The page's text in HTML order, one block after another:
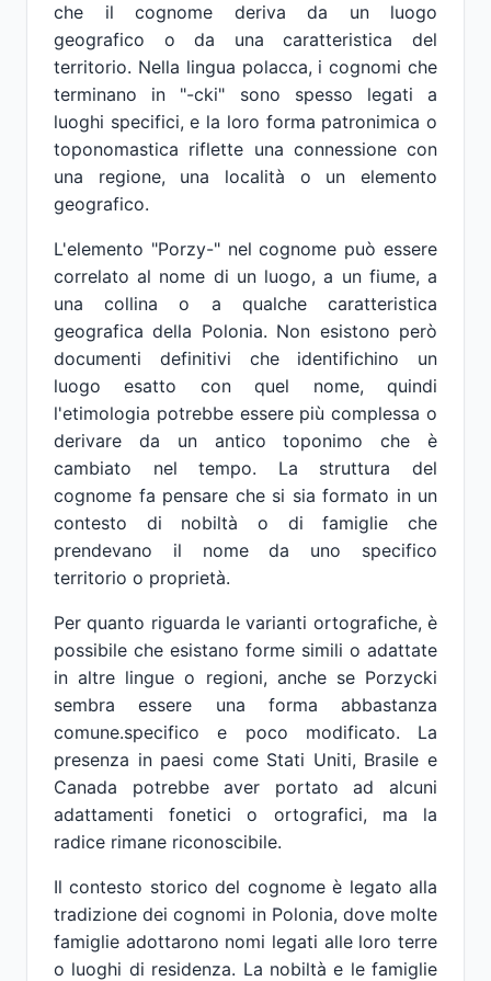
che il cognome deriva da un luogo
geografico o da una caratteristica del
territorio. Nella lingua polacca, i cognomi che
terminano in "-cki" sono spesso legati a
luoghi specifici, e la loro forma patronimica o
toponomastica riflette una connessione con
una regione, una località o un elemento
geografico.
L'elemento "Porzy-" nel cognome può essere
correlato al nome di un luogo, a un fiume, a
una collina o a qualche caratteristica
geografica della Polonia. Non esistono però
documenti definitivi che identifichino un
luogo esatto con quel nome, quindi
l'etimologia potrebbe essere più complessa o
derivare da un antico toponimo che è
cambiato nel tempo. La struttura del
cognome fa pensare che si sia formato in un
contesto di nobiltà o di famiglie che
prendevano il nome da uno specifico
territorio o proprietà.
Per quanto riguarda le varianti ortografiche, è
possibile che esistano forme simili o adattate
in altre lingue o regioni, anche se Porzycki
sembra essere una forma abbastanza
comune.specifico e poco modificato. La
presenza in paesi come Stati Uniti, Brasile e
Canada potrebbe aver portato ad alcuni
adattamenti fonetici o ortografici, ma la
radice rimane riconoscibile.
Il contesto storico del cognome è legato alla
tradizione dei cognomi in Polonia, dove molte
famiglie adottarono nomi legati alle loro terre
o luoghi di residenza. La nobiltà e le famiglie